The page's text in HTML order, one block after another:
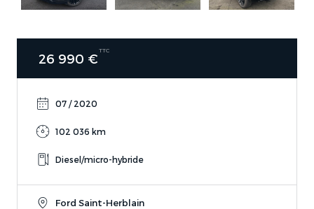
26 990 €
TTC
07 / 2020
102 036 km
Diesel/micro-hybride
Ford Saint-Herblain